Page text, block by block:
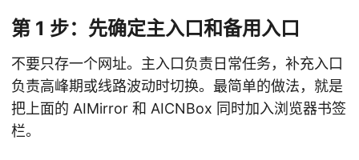
第 1 步：先确定主入口和备用入口
不要只存一个网址。主入口负责日常任务，补充入口
负责高峰期或线路波动时切换。最简单的做法，就是
把上面的 AIMirror 和 AICNBox 同时加入浏览器书签
栏。